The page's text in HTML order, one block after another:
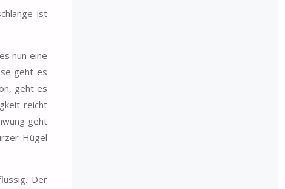
ist
nun eine
geht es
geht es
reicht
geht
Hügel
Der